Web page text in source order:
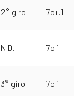
2° giro 7c+.1
N.D. 7c.1
3° giro 7c.1